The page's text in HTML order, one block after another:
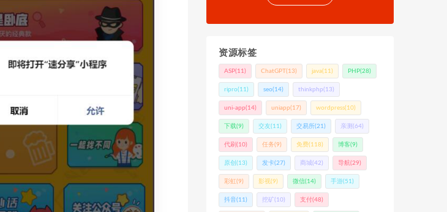
资源标签
ASP(11) ChatGPT(13) java(11) PHP(28)
ripro(11) seo(14) thinkphp(13)
uni-app(14) uniapp(17) wordpress(10)
下载(9) 交友(11) 交易所(21) 亲测 (64)
代刷 (10) 任务(9) 免费(118) 博客(9)
原创 (13) 发卡(27) 商城(42) 导航(29)
彩虹(9) 影视(9) 微信(14) 手游(51)
抖音(11) 挖矿(10) 支付(48)